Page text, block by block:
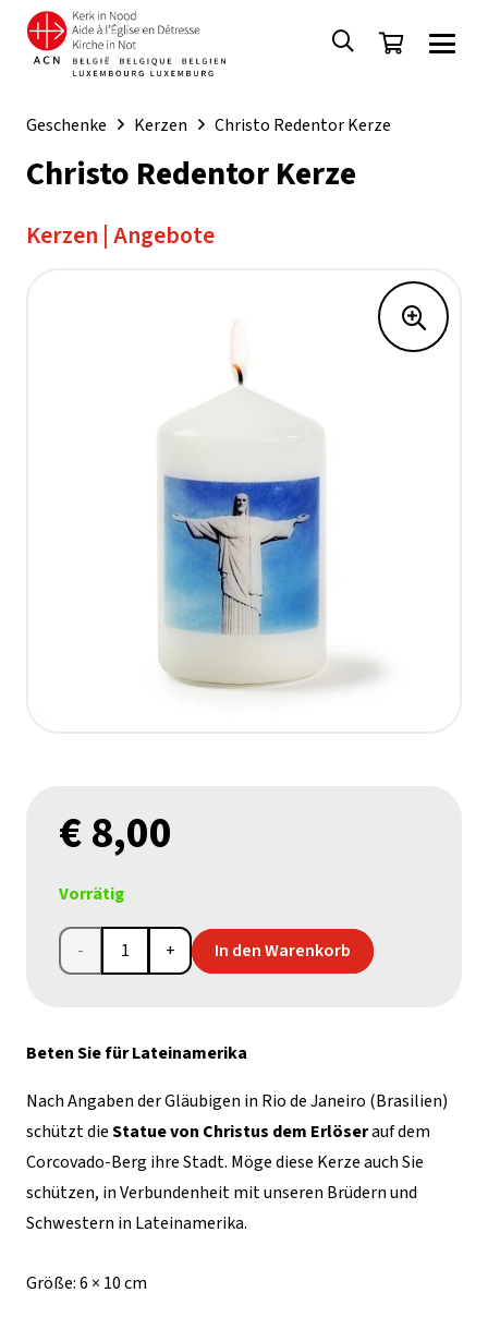
Geschenke Kerzen Christo Redentor Kerze
Christo Redentor Kerze
Kerzen |Angebote
€8,00
Vorrätig
Christo
In den Warenkorb
Beten Sie für Lateinamerika
Nach Angaben der Gläubigen in Rio de Janeiro (Brasilien)
schützt dieStatue von Christus dem Erlöserauf dem
Corcovado-Berg ihre Stadt. Möge diese Kerze auch Sie
schützen, in Verbundenheit mit unseren Brüdern und
Schwestern in Lateinamerika.
Größe:6 × 10 cm